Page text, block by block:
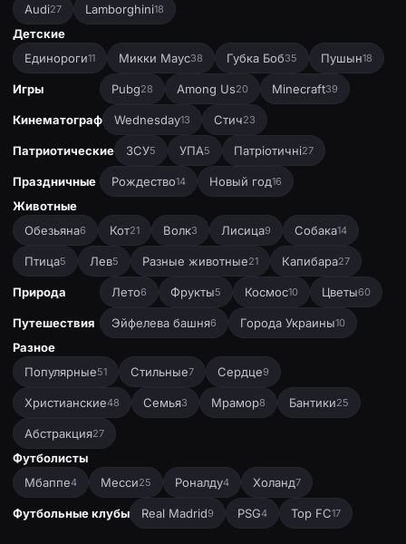
Audi27 Lamborghini18
Детские
Единороги11 Микки Маус38 Губка Боб35 Пушын18
Игры Pubg28 Among Us20 Minecraft39
Кинематограф Wednesday13 Стич23
Патриотические ЗСУ5 УПА5 Патріотичні27
Праздничные Рождество14 Новый год16
Животные
Обезьяна6 Кот21 Волк3 Лисица9 Собака14
Птица5 Лев5 Разные животные21 Капибара27
Природа Лето6 Фрукты5 Космос10 Цветы60
Путешествия Эйфелева башня6 Города Украины10
Разное
Популярные51 Стильные7 Сердце9
Христианские48 Семья3 Мрамор8 Бантики25
Абстракция27
Футболисты
Мбаппе4 Месси25 Роналду4 Холанд7
Футбольные клубы Real Madrid9 PSG4 Top FC17